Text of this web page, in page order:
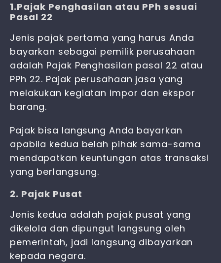
1.Pajak Penghasilan atau PPh sesuai
Pasal 22
Jenis pajak pertama yang harus Anda
bayarkan sebagai pemilik perusahaan
adalah Pajak Penghasilan pasal 22 atau
PPh 22. Pajak perusahaan jasa yang
melakukan kegiatan impor dan ekspor
barang.
Pajak bisa langsung Anda bayarkan
apabila kedua belah pihak sama-sama
mendapatkan keuntungan atas transaksi
yang berlangsung.
2. Pajak Pusat
Jenis kedua adalah pajak pusat yang
dikelola dan dipungut langsung oleh
pemerintah, jadi langsung dibayarkan
kepada negara.